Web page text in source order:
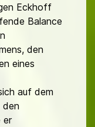
Eckhoff
Balance
den
eines
auf dem
den
er